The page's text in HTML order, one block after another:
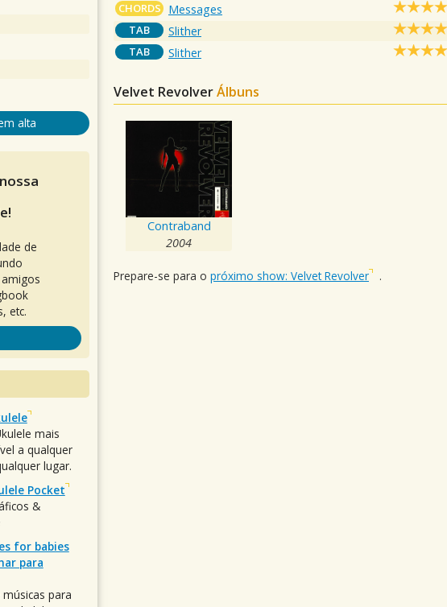
CHORDS Messages
TAB Slither
TAB Slither
Velvet RevolverÁlbuns
Contraband
2004
Prepare-se para o próximo show: Velvet Revolver .
alta
de
etc.
mais
a qualquer
lugar.
Pocket
&
for babies
para
para